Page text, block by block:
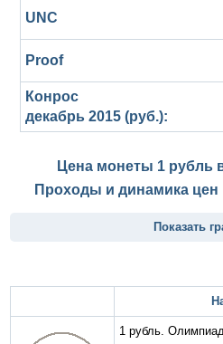
UNC
Proof
Конрос
декабрь 2015 (руб.):
Цена монеты 1 рубль
Проходы и динамика цен
Показать
1 рубль.